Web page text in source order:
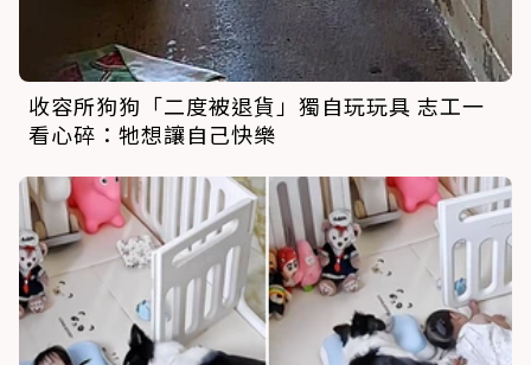
收容所狗狗「二度被退貨」獨自玩玩具 志工一
看心碎：牠想讓自己快樂